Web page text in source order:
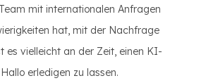
mit internationalen Anfragen
hat, mit der Nachfrage
es vielleicht an der Zeit, einen KI-
erledigen zu lassen.